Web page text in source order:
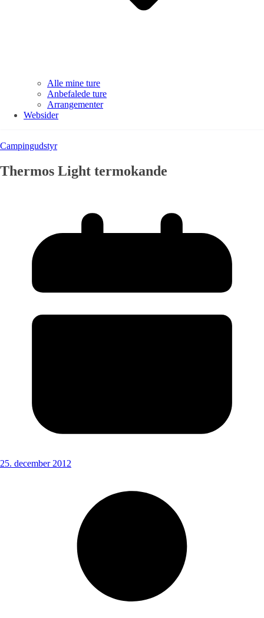
Alle mine ture
Anbefalede ture
Arrangementer
Websider
Campingudstyr
Thermos Light termokande
25. december 2012